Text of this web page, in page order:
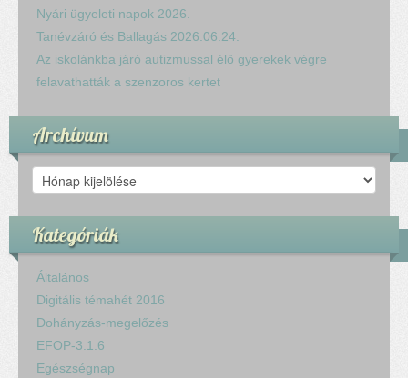
Komplex közlekedés Egészségfejlesztés
Nyelvi vetélkedő
Hagyománnyá tehető iskolai rendezvény
TÁMOP-3.3.15.
TIOP-1.1.1-12/1
Kutyaterápia
RRF-1.2.4-25-2025-00053
Ökoiskola
Elérhetőségek
Tájékoztatás
Állásajánlatok
Nyári ügyeleti napok 2026.
Tanévzáró és Ballagás 2026.06.24.
Az iskolánkba járó autizmussal élő gyerekek végre
felavathatták a szenzoros kertet
Archívum
Archívum
Kategóriák
Általános
Digitális témahét 2016
Dohányzás-megelőzés
EFOP-3.1.6
Egészségnap